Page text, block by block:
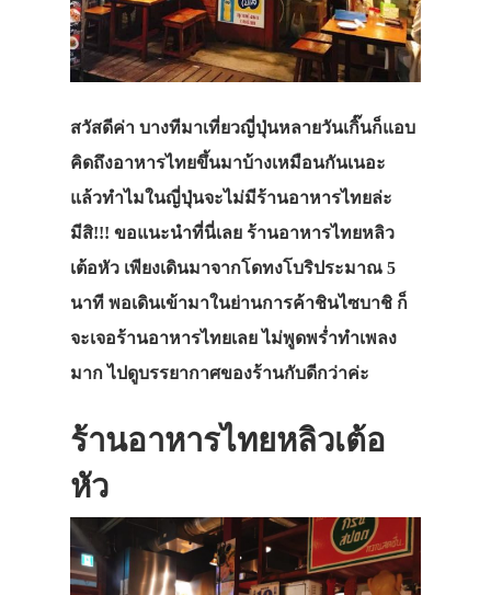
สวัสดีค่า บางทีมาเที่ยวญี่ปุ่นหลายวันเกิ๊นก็แอบ
คิดถึงอาหารไทยขึ้นมาบ้างเหมือนกันเนอะ
แล้วทำไมในญี่ปุ่นจะไม่มีร้านอาหารไทยล่ะ
มีสิ!!! ขอแนะนำที่นี่เลย ร้านอาหารไทยหลิว
เต้อหัว เพียงเดินมาจากโดทงโบริประมาณ 5
นาที พอเดินเข้ามาในย่านการค้าชินไซบาชิ ก็
จะเจอร้านอาหารไทยเลยไม่พูดพร่ำทำเพลง
มาก ไปดูบรรยากาศของร้านกับดีกว่าค่ะ
ร้านอาหารไทยหลิวเต้อ
หัว